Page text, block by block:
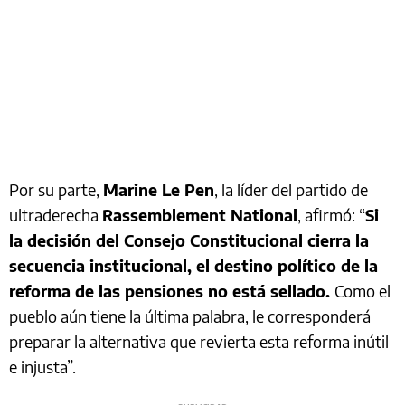
Por su parte, Marine Le Pen, la líder del partido de
ultraderecha Rassemblement National, afirmó: “Si
la decisión del Consejo Constitucional cierra la
secuencia institucional, el destino político de la
reforma de las pensiones no está sellado. Como el
pueblo aún tiene la última palabra, le corresponderá
preparar la alternativa que revierta esta reforma inútil
e injusta”.